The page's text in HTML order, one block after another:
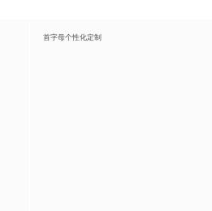
首字母个性化定制